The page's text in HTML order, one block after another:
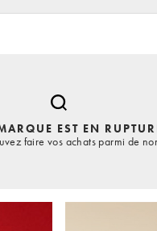
EST EN
faire vos achats parmi de